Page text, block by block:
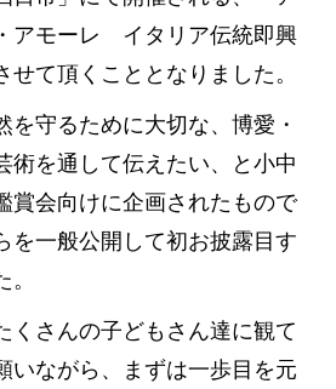
アモーレ イタリア伝統即興
て頂くこととなりました。
を守るために大切な、博愛・
術を通して伝えたい、と小中
賞会向けに企画されたもので
を一般公開して初お披露目す
くさんの子どもさん達に観て
いながら、まずは一歩目を元